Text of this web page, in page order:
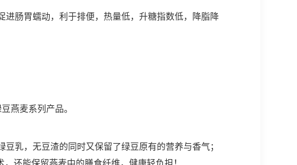
肠胃蠕动，利于排便，热量低，升糖指数低，降脂降
燕麦系列产品。
乳，无豆渣的同时又保留了绿豆原有的营养与香气；
还能保留燕麦中的膳食纤维，健康轻负担！